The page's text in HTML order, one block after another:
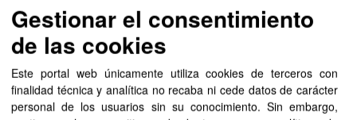
Conjuntos de datos Acerca de
Agricultura, Ganadería, Pesca y
Soberanía Alimentaria
Gestionar el consentimiento
de las cookies
Este portal web únicamente utiliza cookies de terceros con
finalidad técnica y analítica no recaba ni cede datos de carácter
personal de los usuarios sin su conocimiento. Sin embargo,